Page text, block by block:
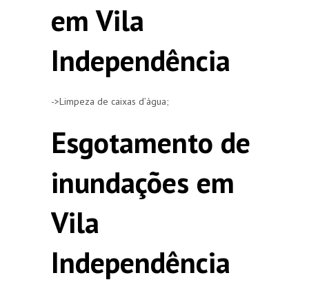
em Vila
Independência
->Limpeza de caixas d’água;
Esgotamento de
inundações em
Vila
Independência